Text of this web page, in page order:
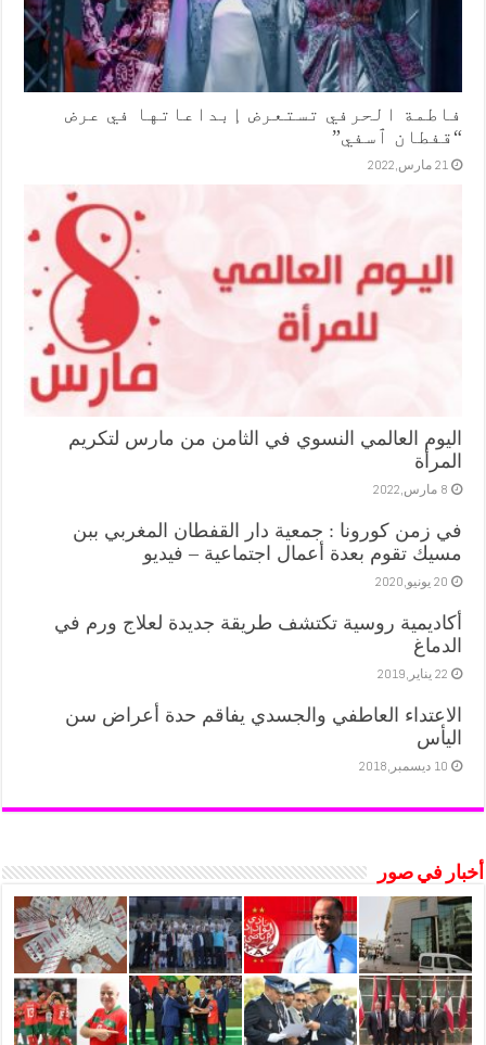
فاطمة الحرفي تستعرض إبداعاتها في عرض
“قفطان ٱسفي”
21 مارس,2022
اليوم العالمي النسوي في الثامن من مارس لتكريم
المرأة
8 مارس,2022
في زمن كورونا : جمعية دار القفطان المغربي ببن
مسيك تقوم بعدة أعمال اجتماعية – فيديو
20 يونيو,2020
أكاديمية روسية تكتشف طريقة جديدة لعلاج ورم في
الدماغ
22 يناير,2019
الاعتداء العاطفي والجسدي يفاقم حدة أعراض سن
اليأس
10 ديسمبر,2018
أخبار في صور